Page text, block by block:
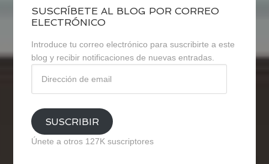
SUSCRÍBETE AL BLOG POR CORREO
ELECTRÓNICO
Introduce tu correo electrónico para suscribirte a este
blog y recibir notificaciones de nuevas entradas.
email
SUSCRIBIR
Únete a otros 127K suscriptores